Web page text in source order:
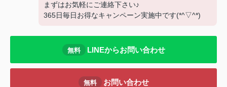
まずはお気軽にご連絡下さい♪
365日毎日お得なキャンペーン実施中です(*^▽^*)
無料 LINEからお問い合わせ
無料 お問い合わせ